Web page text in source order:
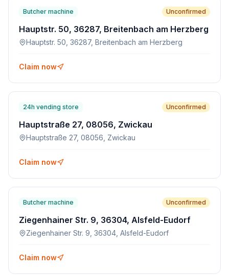
Butcher machine Unconfirmed
Hauptstr. 50, 36287, Breitenbach am Herzberg
Hauptstr. 50, 36287, Breitenbach am Herzberg
Claim now
24h vending store Unconfirmed
Hauptstraße 27, 08056, Zwickau
Hauptstraße 27, 08056, Zwickau
Claim now
Butcher machine Unconfirmed
Ziegenhainer Str. 9, 36304, Alsfeld-Eudorf
Ziegenhainer Str. 9, 36304, Alsfeld-Eudorf
Claim now